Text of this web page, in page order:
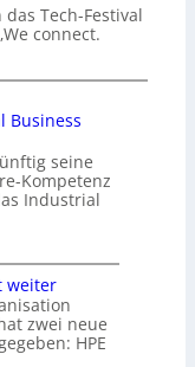
Tech-Festival
connect.
Business
seine
Kompetenz
Industrial
weiter
zwei neue
HPE